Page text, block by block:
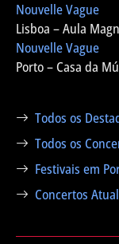
Nouvelle Vague
Lisboa – Aula
Nouvelle Vague
Porto – Casa da
Todos os
Todos os
Festivais em
Concertos